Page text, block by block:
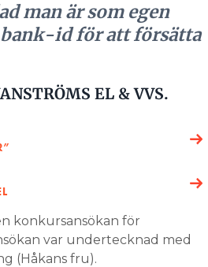
man är som egen
id för att försätta
EL & VVS.
konkursansökan för
var undertecknad med
(Håkans fru).